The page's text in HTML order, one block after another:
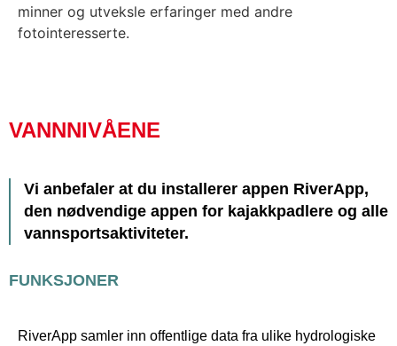
minner og utveksle erfaringer med andre
fotointeresserte.
VANNNIVÅENE
Vi anbefaler at du installerer appen RiverApp,
den nødvendige appen for kajakkpadlere og alle
vannsportsaktiviteter.
FUNKSJONER
RiverApp samler inn offentlige data fra ulike hydrologiske